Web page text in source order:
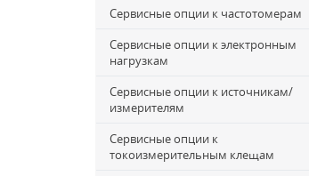
Сервисные опции к частотомерам
Сервисные опции к электронным
нагрузкам
Сервисные опции к источникам/
измерителям
Сервисные опции к
токоизмерительным клещам